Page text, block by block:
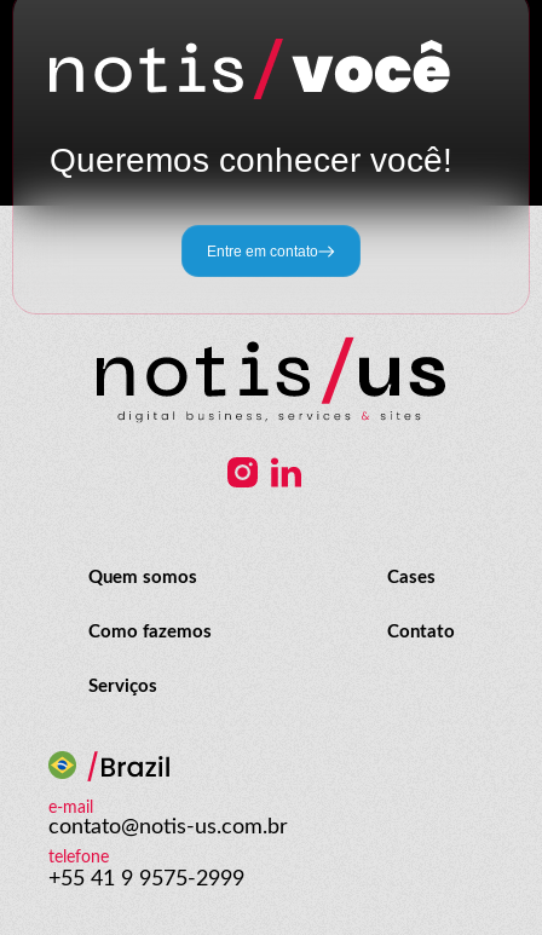
Queremos conhecer você!
Entre em contato
Quem somos
Como fazemos
Serviços
Cases
Contato
e-mail
contato@notis-us.com.br
telefone
+55 41 9 9575-2999